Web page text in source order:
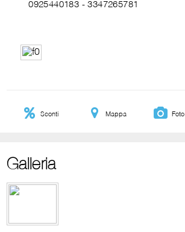
0925440183 -3347265781
Sconti Mappa Foto
Galleria